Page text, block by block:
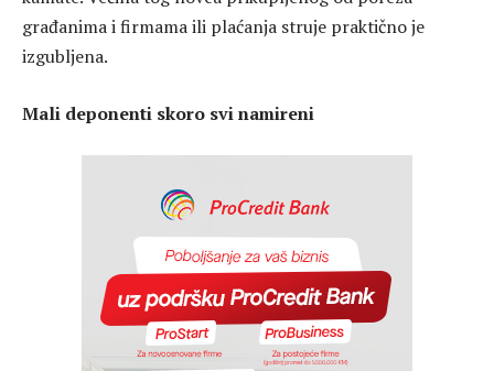
građanima i firmama ili plaćanja struje praktično je
izgubljena.
Mali deponenti skoro svi namireni